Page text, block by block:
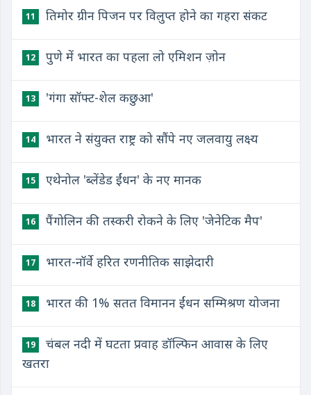
11 तिमोर ग्रीन पिजन पर विलुप्त होने का गहरा संकट
12 पुणे में भारत का पहला लो एमिशन ज़ोन
13 'गंगा सॉफ्ट-शेल कछुआ'
14 भारत ने संयुक्त राष्ट्र को सौंपे नए जलवायु लक्ष्य
15 एथेनोल 'ब्लेंडेड ईंधन' के नए मानक
16 पैंगोलिन की तस्करी रोकने के लिए 'जेनेटिक मैप'
17 भारत-नॉर्वे हरित रणनीतिक साझेदारी
18 भारत की 1% सतत विमानन ईंधन सम्मिश्रण योजना
19
चंबल नदी में घटता प्रवाह डॉल्फिन आवास के लिए
खतरा